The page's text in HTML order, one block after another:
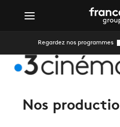
Regardez nos programmes
Nos